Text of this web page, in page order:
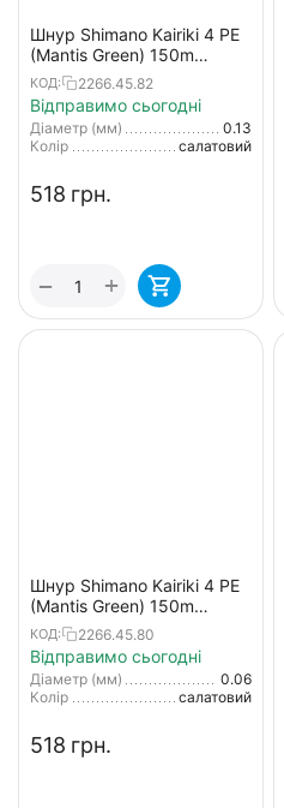
Шнур Shimano Kairiki 4 PE
(Mantis Green) 150m
0.13mm 7.4kg
КОД: 2266.45.82
Відправимо сьогодні
Діаметр (мм)
0.13
Колір
салатовий
‍518‍ грн.
+
−
Шнур Shimano Kairiki 4 PE
(Mantis Green) 150m
0.06mm 4.4kg
КОД: 2266.45.80
Відправимо сьогодні
Діаметр (мм)
0.06
Колір
салатовий
‍518‍ грн.